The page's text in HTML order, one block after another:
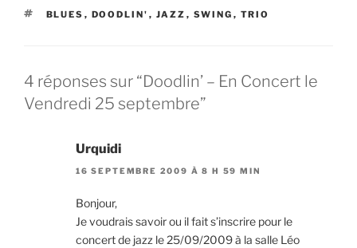
ÉTIQUETTES
BLUES , DOODLIN' , JAZZ , SWING , TRIO
4 réponses sur “Doodlin’ – En Concert le
Vendredi 25 septembre”
Urquidi
16 SEPTEMBRE 2009 À 8 H 59 MIN
Bonjour,
Je voudrais savoir ou il fait s’inscrire pour le
concert de jazz le 25/09/2009 à la salle Léo